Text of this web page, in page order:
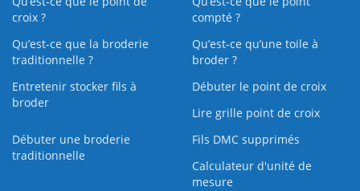
croix ?
compté ?
Qu’est-ce que la broderie
traditionnelle ?
Qu’est‑ce qu’une toile à
broder ?
Entretenir stocker fils à
broder
Débuter le point de croix
Lire grille point de croix
Débuter une broderie
traditionnelle
Fils DMC supprimés
Calculateur d'unité de
mesure